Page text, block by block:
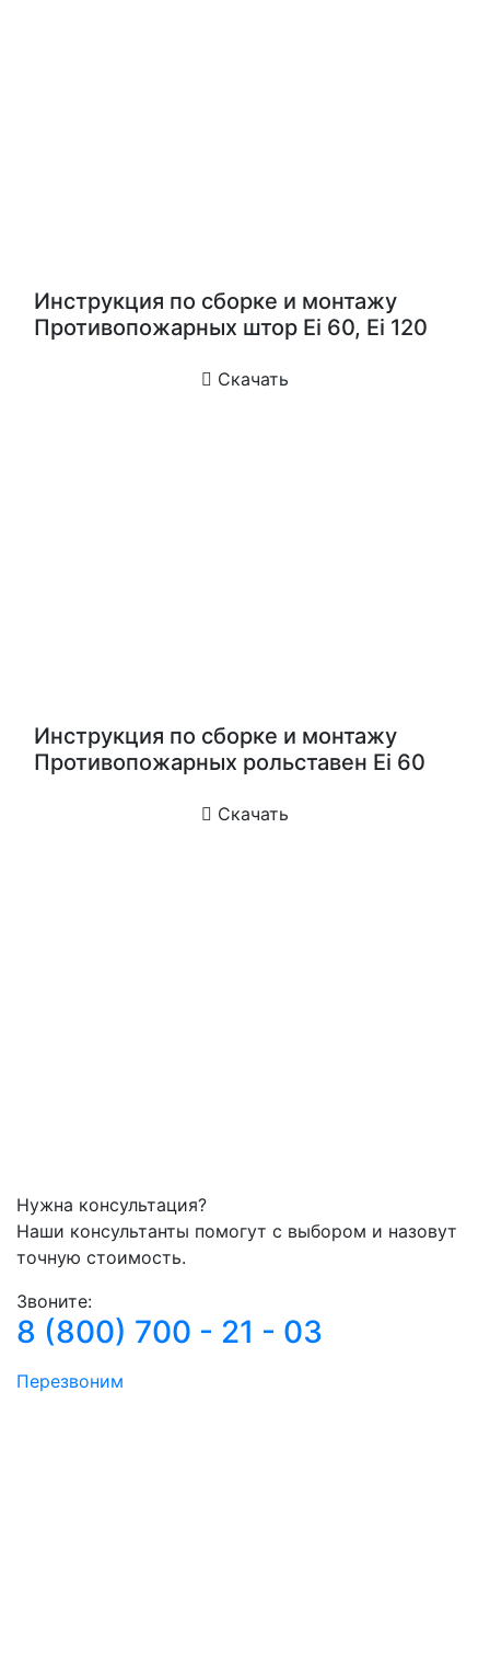
Инструкция по сборке и монтажу
Противопожарных штор Еi 60, Ei 120
Скачать
Инструкция по сборке и монтажу
Противопожарных рольставен Ei 60
Скачать
Нужна консультация?
Наши консультанты помогут с выбором и назовут
точную стоимость.
Звоните:
8 (800) 700 - 21 - 03
Перезвоним